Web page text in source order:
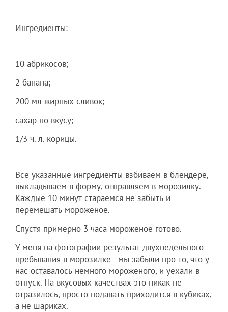
Ингредиенты:
10 абрикосов;
2 банана;
200 мл жирных сливок;
сахар по вкусу;
1/3 ч. л. корицы.
Все указанные ингредиенты взбиваем в блендере,
выкладываем в форму, отправляем в морозилку.
Каждые 10 минут стараемся не забыть и
перемешать мороженое.
Спустя примерно 3 часа мороженое готово.
У меня на фотографии результат двухнедельного
пребывания в морозилке - мы забыли про то, что у
нас оставалось немного мороженого, и уехали в
отпуск. На вкусовых качествах это никак не
отразилось, просто подавать приходится в кубиках,
а не шариках.